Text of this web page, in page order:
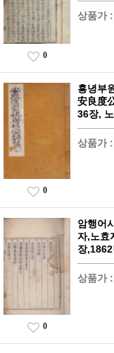
상품가 :
0
흥녕부
安良度
36장,
상품가 :
0
암행어
자,노효
장
상품가 :
0